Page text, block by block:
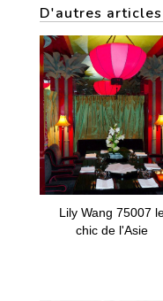
D'autres
Lily Wang 75007
chic de l'Asie